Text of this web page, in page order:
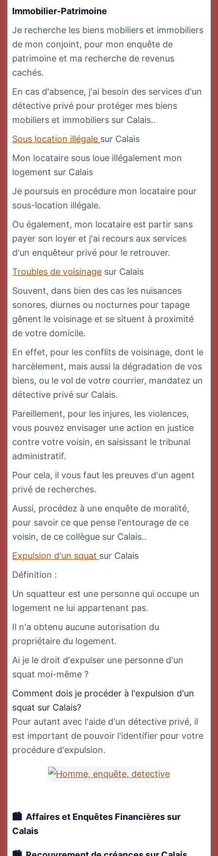
Immobilier-Patrimoine
Je recherche les biens mobiliers et immobiliers
de mon conjoint, pour mon enquête de
patrimoine et ma recherche de revenus
cachés.
En cas d'absence, j'ai besoin des services d'un
détective privé pour protéger mes biens
mobiliers et immobiliers sur Calais..
Sous location illégale sur Calais
Mon locataire sous loue illégalement mon
logement sur Calais
Je poursuis en procédure mon locataire pour
sous-location illégale.
Ou également, mon locataire est partir sans
payer son loyer et j'ai recours aux services
d'un enquêteur privé pour le retrouver.
Troubles de voisinage sur Calais
Souvent, dans bien des cas les nuisances
sonores, diurnes ou nocturnes pour tapage
gênent le voisinage et se situent à proximité
de votre domicile.
En effet, pour les conflits de voisinage, dont le
harcèlement, mais aussi la dégradation de vos
biens, ou le vol de votre courrier, mandatez un
détective privé sur Calais.
Pareillement, pour les injures, les violences,
vous pouvez envisager une action en justice
contre votre voisin, en saisissant le tribunal
administratif.
Pour cela, il vous faut les preuves d'un agent
privé de recherches.
Aussi, procédez à une enquête de moralité,
pour savoir ce que pense l'entourage de ce
voisin, de ce collègue sur Calais..
Expulsion d'un squat sur Calais
Définition :
Un squatteur est une personne qui occupe un
logement ne lui appartenant pas.
Il n'a obtenu aucune autorisation du
propriétaire du logement.
Ai je le droit d'expulser une personne d'un
squat moi-même ?
Comment dois je procéder à l'expulsion d'un
squat sur Calais?
Pour autant avec l'aide d'un détective privé, il
est important de pouvoir l'identifier pour votre
procédure d'expulsion.
Affaires et Enquêtes Financièressur
Calais